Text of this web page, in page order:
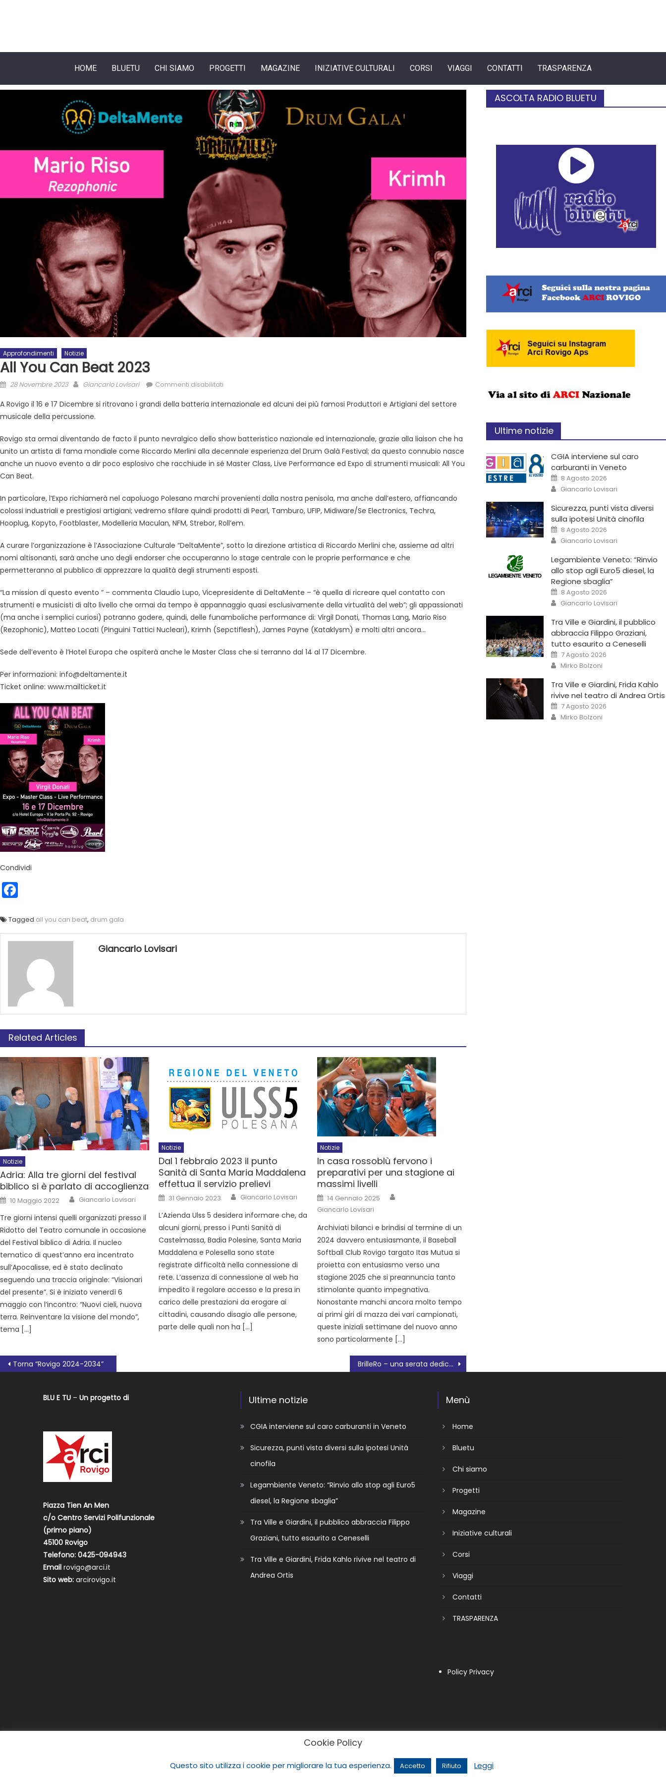
HOME BLUETU CHI SIAMO PROGETTI MAGAZINE INIZIATIVE CULTURALI CORSI VIAGGI CONTATTI TRASPARENZA
Approfondimenti Notizie
All You Can Beat 2023
28 Novembre 2023 Giancarlo Lovisari Commenti disabilitati
A Rovigo il 16 e 17 Dicembre si ritrovano i grandi della batteria internazionale ed alcuni dei più famosi Produttori e Artigiani del settore
musicale della percussione.
Rovigo sta ormai diventando de facto il punto nevralgico dello show batteristico nazionale ed internazionale, grazie alla liaison che ha
unito un artista di fama mondiale come Riccardo Merlini alla decennale esperienza del Drum Galà Festival; da questo connubio nasce
anche un nuovo evento a dir poco esplosivo che racchiude in sé Master Class, Live Performance ed Expo di strumenti musicali: All You
Can Beat.
In particolare, l’Expo richiamerà nel capoluogo Polesano marchi provenienti dalla nostra penisola, ma anche dall’estero, affiancando
colossi industriali e prestigiosi artigiani; vedremo sfilare quindi prodotti di Pearl, Tamburo, UFIP, Midiware/Se Electronics, Techra,
Hooplug, Kopyto, Footblaster, Modelleria Maculan, NFM, Strebor, Roll’em.
A curare l’organizzazione è l’Associazione Culturale “DeltaMente”, sotto la direzione artistica di Riccardo Merlini che, assieme ad altri
nomi altisonanti, sarà anche uno degli endorser che occuperanno lo stage centrale con le proprie performance e che
permetteranno al pubblico di apprezzare la qualità degli strumenti esposti.
“La mission di questo evento ” – commenta Claudio Lupo, Vicepresidente di DeltaMente – “è quella di ricreare quel contatto con
strumenti e musicisti di alto livello che ormai da tempo è appannaggio quasi esclusivamente della virtualità del web”; gli appassionati
(ma anche i semplici curiosi) potranno godere, quindi, delle funamboliche performance di: Virgil Donati, Thomas Lang, Mario Riso
(Rezophonic), Matteo Locati (Pinguini Tattici Nucleari), Krimh (Sepctiflesh), James Payne (Kataklysm) e molti altri ancora…
Sede dell’evento è l’Hotel Europa che ospiterà anche le Master Class che si terranno dal 14 al 17 Dicembre.
Per informazioni: info@deltamente.it
Ticket online: www.mailticket.it
Condividi
Tagged all you can beat, drum gala
Giancarlo Lovisari
Related Articles
Notizie
Adria: Alla tre giorni del festival
biblico si è parlato di accoglienza
10 Maggio 2022 Giancarlo Lovisari
Tre giorni intensi quelli organizzati presso il
Ridotto del Teatro comunale in occasione
del Festival biblico di Adria. Il nucleo
tematico di quest’anno era incentrato
sull’Apocalisse, ed è stato declinato
seguendo una traccia originale: “Visionari
del presente”. Si è iniziato venerdì 6
maggio con l’incontro: “Nuovi cieli, nuova
terra. Reinventare la visione del mondo”,
tema […]
Notizie
Dal 1 febbraio 2023 il punto
Sanità di Santa Maria Maddalena
effettua il servizio prelievi
31 Gennaio 2023 Giancarlo Lovisari
L’Azienda Ulss 5 desidera informare che, da
alcuni giorni, presso i Punti Sanità di
Castelmassa, Badia Polesine, Santa Maria
Maddalena e Polesella sono state
registrate difficoltà nella connessione di
rete. L’assenza di connessione al web ha
impedito il regolare accesso e la presa in
carico delle prestazioni da erogare ai
cittadini, causando disagio alle persone,
parte delle quali non ha […]
Notizie
In casa rossoblù fervono i
preparativi per una stagione ai
massimi livelli
14 Gennaio 2025
Giancarlo Lovisari
Archiviati bilanci e brindisi al termine di un
2024 davvero entusiasmante, il Baseball
Softball Club Rovigo targato Itas Mutua si
proietta con entusiasmo verso una
stagione 2025 che si preannuncia tanto
stimolante quanto impegnativa.
Nonostante manchi ancora molto tempo
ai primi giri di mazza dei vari campionati,
queste iniziali settimane del nuovo anno
sono particolarmente […]
Torna “Rovigo 2024-2034” BrilleRo – una serata dedicata ai talenti dei giovani
ASCOLTA RADIO BLUETU
Ultime notizie
CGIA interviene sul caro
carburanti in Veneto
8 Agosto 2026
Giancarlo Lovisari
Sicurezza, punti vista diversi
sulla ipotesi Unità cinofila
8 Agosto 2026
Giancarlo Lovisari
Legambiente Veneto: “Rinvio
allo stop agli Euro5 diesel, la
Regione sbaglia”
8 Agosto 2026
Giancarlo Lovisari
Tra Ville e Giardini, il pubblico
abbraccia Filippo Graziani,
tutto esaurito a Ceneselli
7 Agosto 2026
Mirko Bolzoni
Tra Ville e Giardini, Frida Kahlo
rivive nel teatro di Andrea Ortis
7 Agosto 2026
Mirko Bolzoni
BLU E TU –Un progetto di
Piazza Tien An Men
c/o Centro Servizi Polifunzionale
(primo piano)
45100 Rovigo
Telefono: 0425-094943
Emailrovigo@arci.it
Sito web:arcirovigo.it
Ultime notizie
CGIA interviene sul caro carburanti in Veneto
Sicurezza, punti vista diversi sulla ipotesi Unità
cinofila
Legambiente Veneto: “Rinvio allo stop agli Euro5
diesel, la Regione sbaglia”
Tra Ville e Giardini, il pubblico abbraccia Filippo
Graziani, tutto esaurito a Ceneselli
Tra Ville e Giardini, Frida Kahlo rivive nel teatro di
Andrea Ortis
Menù
Home
Bluetu
Chi siamo
Progetti
Magazine
Iniziative culturali
Corsi
Viaggi
Contatti
TRASPARENZA
Policy Privacy
Cookie Policy
Questo sito utilizza i cookie per migliorare la tua esperienza. Accetto Rifiuto Leggi